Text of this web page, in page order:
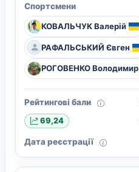
Спортсмени
КОВАЛЬЧУК Валерій
РАФАЛЬСЬКИЙ Євген
РОГОВЕНКО Володимир
Рейтингові бали
69,24
Дата реєстрації